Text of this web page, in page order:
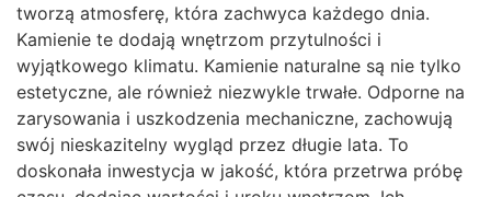
tworzą atmosferę, która zachwyca każdego dnia.
Kamienie te dodają wnętrzom przytulności i
wyjątkowego klimatu. Kamienie naturalne są nie tylko
estetyczne, ale również niezwykle trwałe. Odporne na
zarysowania i uszkodzenia mechaniczne, zachowują
swój nieskazitelny wygląd przez długie lata. To
doskonała inwestycja w jakość, która przetrwa próbę